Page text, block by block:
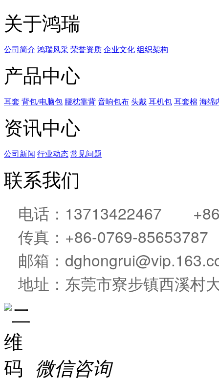
关于鸿瑞
公司简介 鸿瑞风采 荣誉资质 企业文化 组织架构
产品中心
耳套 背包/电脑包 腰枕靠背 音响包布 头戴 耳机包 耳套棉 海绵
资讯中心
公司新闻 行业动态 常见问题
联系我们
电话：13713422467
传真：+86-0769-85653787
邮箱：
地址：东莞市寮步镇西溪村
微信咨询